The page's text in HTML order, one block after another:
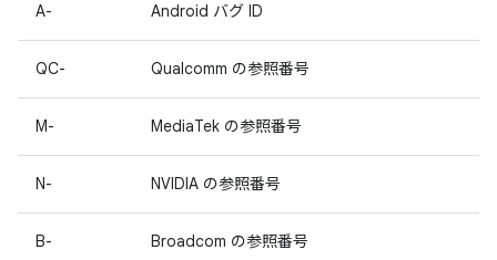
A- Android バグ ID
QC- Qualcomm の参照番号
M- MediaTek の参照番号
N- NVIDIA の参照番号
B- Broadcom の参照番号